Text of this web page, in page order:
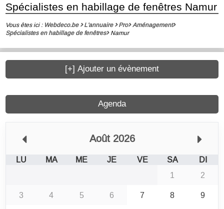
Spécialistes en habillage de fenêtres Namur
Vous êtes ici : Webdeco.be L'annuaire Pro Aménagement
Spécialistes en habillage de fenêtres
Namur
Agenda
Août 2026
LU MA ME JE VE SA
DI
1
2
3
4 5 6 7 8
9
[+] Ajouter un évènement